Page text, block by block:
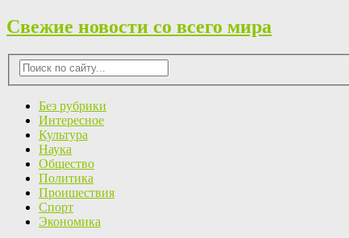
Свежие новости со всего мира
Без рубрики
Интересное
Культура
Наука
Общество
Политика
Проишествия
Спорт
Экономика